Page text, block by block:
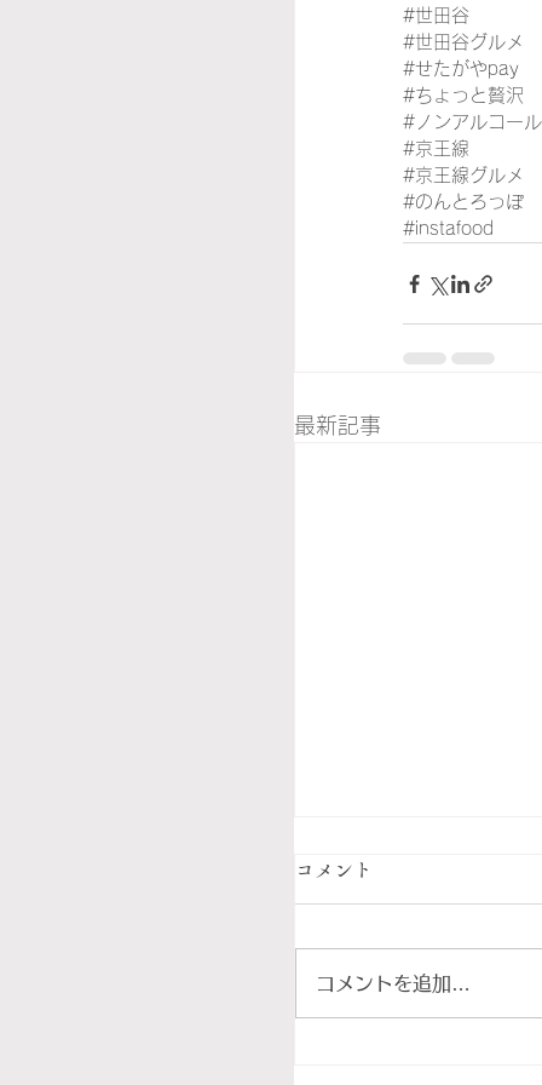
#世田谷
#世田谷グルメ
#せたがやpay
#ちょっと贅沢
#ノンアルコー
#京王線
#京王線グルメ
#のんとろっぽ
#instafood
最新記事
コメント
コメントを追加…